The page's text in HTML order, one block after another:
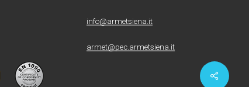
info@armetsiena.it
armet@pec.armetsiena.it